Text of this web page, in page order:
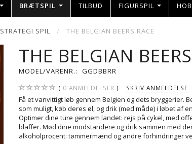
BRÆTSPIL TILBUD FIGURSPIL
STRATEGI SPIL THE BELGIAN BEERS RACE
THE BELGIAN
MODEL/VARENR.: GGDBBRR
0 ANMELDELSER SKRIV ANMELDELSE
Få et vanvittigt løb gennem Belgien og dets bryggerier.
som muligt, køb deres øl, og drik (med måde) i løbet af
Optimer dine ture gennem landet: rejs på cykel, med
blaffer. Mød dine modstandere og drik sammen med
alkoholprocent: tømmermænd og andre forhindringer